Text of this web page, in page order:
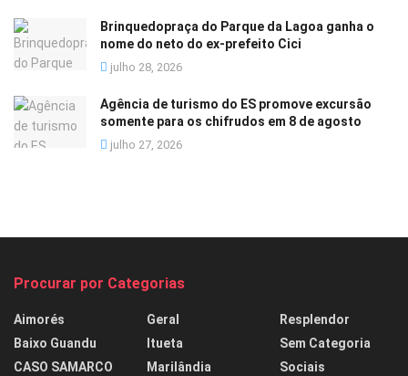
Brinquedopraça do Parque da Lagoa ganha o
nome do neto do ex-prefeito Cici
julho 28, 2026
Agência de turismo do ES promove excursão
somente para os chifrudos em 8 de agosto
julho 27, 2026
Procurar por Categorias
Aimorés
Baixo Guandu
CASO SAMARCO
Geral
Itueta
Marilândia
Resplendor
Sem Categoria
Sociais